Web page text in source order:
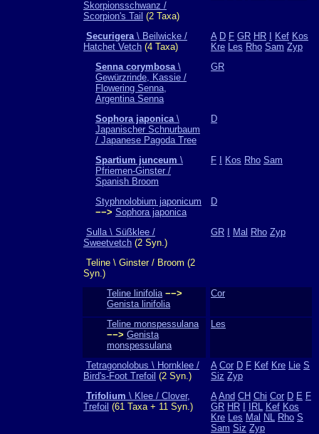
Skorpionsschwanz /
Scorpion's Tail (2 Taxa)
Securigera\ Beilwicke /
Hatchet Vetch (4 Taxa)
A D F GR HR Kef Kos
Kre Les Rho Sam Zyp
Senna corymbosa\
Gewürzrinde, Kassie /
Flowering Senna,
Argentina Senna
GR
Sophora japonica\
Japanischer Schnurbaum
/ Japanese Pagoda Tree
D
Spartium junceum \
Pfriemen-Ginster /
Spanish Broom
F Kos Rho Sam
Styphnolobium japonicum
−−> Sophora japonica
D
Sulla \ Süßklee /
Sweetvetch (2 Syn.)
GR Mal Rho Zyp
Teline \ Ginster / Broom (2
Syn.)
Teline linifolia −−>
Genista linifolia
Cor
Teline monspessulana
−−> Genista
monspessulana
Les
Tetragonolobus \ Hornklee /
Bird's-Foot Trefoil (2 Syn.)
A Cor D F Kef Kre Lie S
Siz Zyp
Trifolium \ Klee / Clover,
Trefoil (61 Taxa + 11 Syn.)
A And CH Chi Cor D E F
GR HR IRL Kef Kos
Kre Les Mal NL Rho S
Sam Siz Zyp